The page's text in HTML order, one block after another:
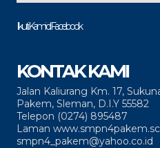
Ikuti Kami di Facebook
KONTAK KAMI
Jalan Kaliurang Km. 17,
Pakem, Sleman, D.I.Y 55582
Telepon (0274) 895487
Laman
smpn4_pakem@yahoo.co.id